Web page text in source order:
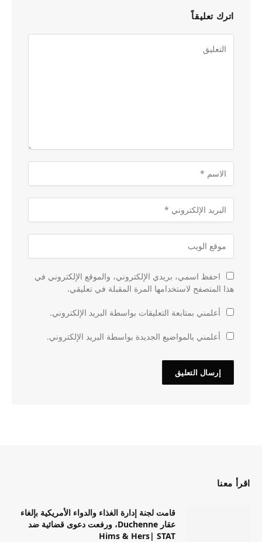
اترك تعليقاً
احفظ اسمي، بريدي الإلكتروني، والموقع الإلكتروني في
هذا المتصفح لاستخدامها المرة المقبلة في تعليقي.
أعلمني بمتابعة التعليقات بواسطة البريد الإلكتروني.
أعلمني بالمواضيع الجديدة بواسطة البريد الإلكتروني.
اقرأ معنا
قامت لجنة إدارة الغذاء والدواء الأمريكية بإلغاء
عقار Duchenne، ورفعت دعوى قضائية ضد
Hims & Hers| STAT